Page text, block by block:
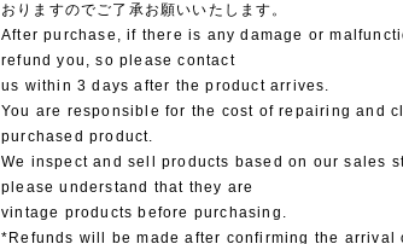
おりますのでご了承お願いいたします。
After purchase, if there is any damage or
refund you, so please contact
us within 3 days after the product arrives.
You are responsible for the cost of repairing and
purchased product.
We inspect and sell products based on our sales
please understand that they are
vintage products before purchasing.
*Refunds will be made after confirming the arrival